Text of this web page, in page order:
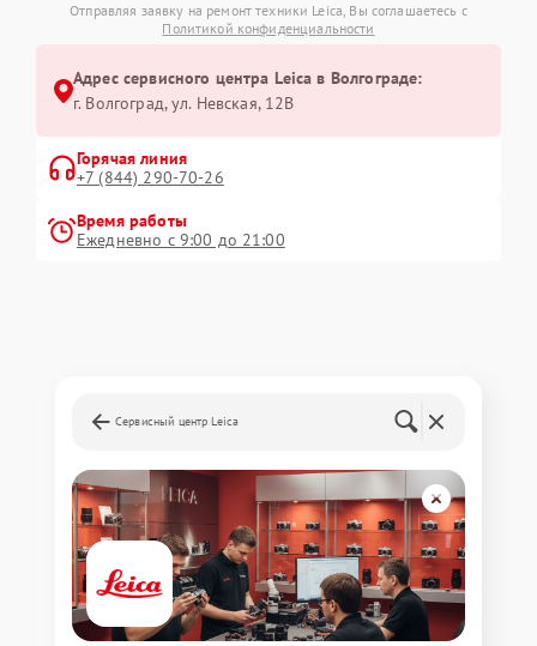
Отправляя заявку на ремонт техники Leica, Вы соглашаетесь с
Политикой конфиденциальности
Адрес сервисного центра Leica в Волгограде:
г. Волгоград, ул. Невская, 12В
Горячая линия
+7 (844) 290-70-26
Время работы
Ежедневно с 9:00 до 21:00
Сервисный центр Leica